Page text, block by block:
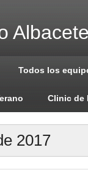
Todos los
Clinic de
2017